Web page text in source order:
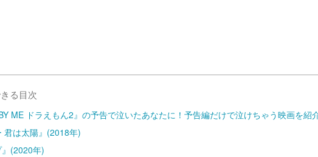
る目次
BY ME ドラえもん2』の予告で泣いたあなたに！予告編だけで泣けちゃう映画を紹
君は太陽』(2018年)
』(2020年)